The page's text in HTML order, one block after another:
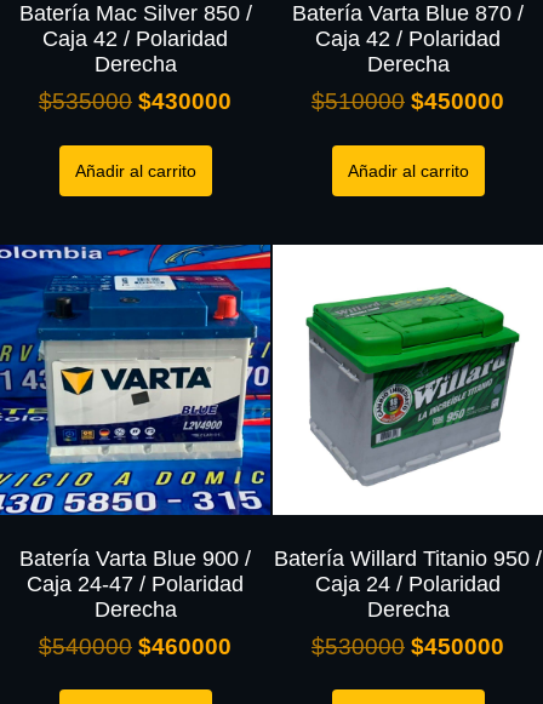
Batería Mac Silver 850 /
Caja 42 / Polaridad
Derecha
$535000 $430000
Añadir al carrito
Batería Varta Blue 870 /
Caja 42 / Polaridad
Derecha
$510000 $450000
Añadir al carrito
Batería Varta Blue 900 /
Caja 24-47 / Polaridad
Derecha
$540000 $460000
Batería Willard Titanio 950 /
Caja 24 / Polaridad
Derecha
$530000 $450000